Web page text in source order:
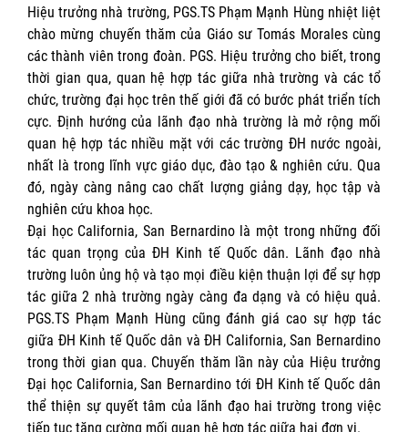
Hiệu trưởng nhà trường, PGS.TS Phạm Mạnh Hùng nhiệt liệt
chào mừng chuyến thăm của Giáo sư Tomás Morales cùng
các thành viên trong đoàn. PGS. Hiệu trưởng cho biết, trong
thời gian qua, quan hệ hợp tác giữa nhà trường và các tổ
chức, trường đại học trên thế giới đã có bước phát triển tích
cực. Định hướng của lãnh đạo nhà trường là mở rộng mối
quan hệ hợp tác nhiều mặt với các trường ĐH nước ngoài,
nhất là trong lĩnh vực giáo dục, đào tạo & nghiên cứu. Qua
đó, ngày càng nâng cao chất lượng giảng dạy, học tập và
nghiên cứu khoa học.
Đại học California, San Bernardino là một trong những đối
tác quan trọng của ĐH Kinh tế Quốc dân. Lãnh đạo nhà
trường luôn ủng hộ và tạo mọi điều kiện thuận lợi để sự hợp
tác giữa 2 nhà trường ngày càng đa dạng và có hiệu quả.
PGS.TS Phạm Mạnh Hùng cũng đánh giá cao sự hợp tác
giữa ĐH Kinh tế Quốc dân và ĐH California, San Bernardino
trong thời gian qua. Chuyến thăm lần này của Hiệu trưởng
Đại học California, San Bernardino tới ĐH Kinh tế Quốc dân
thể thiện sự quyết tâm của lãnh đạo hai trường trong việc
tiếp tục tăng cường mối quan hệ hợp tác giữa hai đơn vị.